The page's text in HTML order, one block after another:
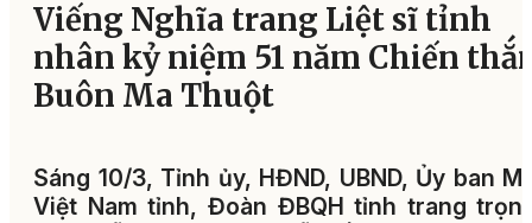
Viếng Nghĩa trang Liệt sĩ tỉnh
nhân kỷ niệm 51 năm Chiến
Buôn Ma Thuột
Sáng 10/3, Tỉnh ủy, HĐND, UBND, Ủy ban
Việt Nam tỉnh, Đoàn ĐBQH tỉnh trang